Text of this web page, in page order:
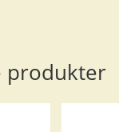
produkter